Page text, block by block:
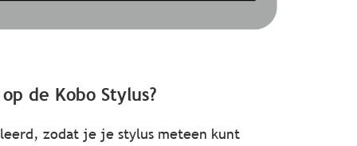
de Kobo Stylus?
zodat je je stylus meteen kunt